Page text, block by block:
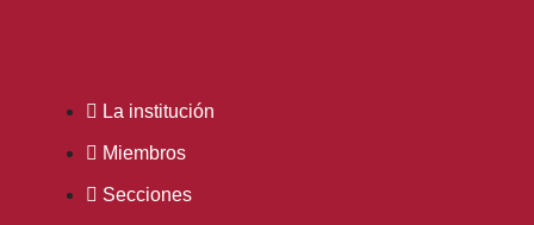
La institución
Miembros
Secciones